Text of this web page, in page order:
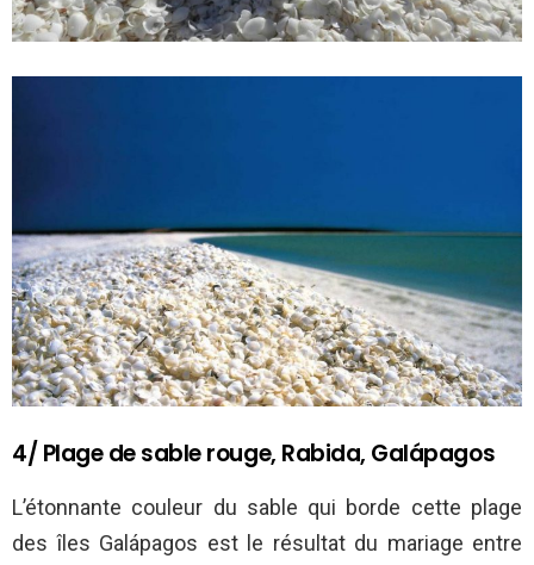
4/ Plage de sable rouge, Rabida, Galápagos
L’étonnante couleur du sable qui borde cette plage
des îles Galápagos est le résultat du mariage entre